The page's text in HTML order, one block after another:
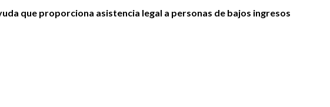
que proporciona asistencia legal a personas de bajos ingresos